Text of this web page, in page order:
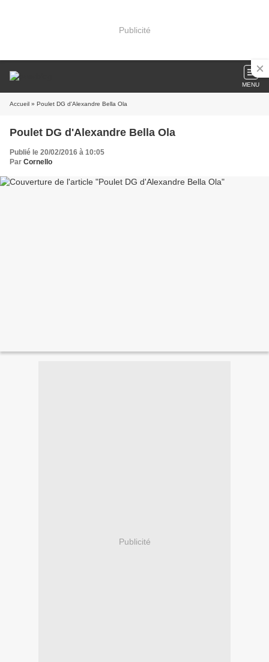
Publicité
MENU
Accueil » Poulet DG d'Alexandre Bella Ola
Poulet DG d'Alexandre Bella Ola
Publié le 20/02/2016 à 10:05
Par Cornello
Publicité